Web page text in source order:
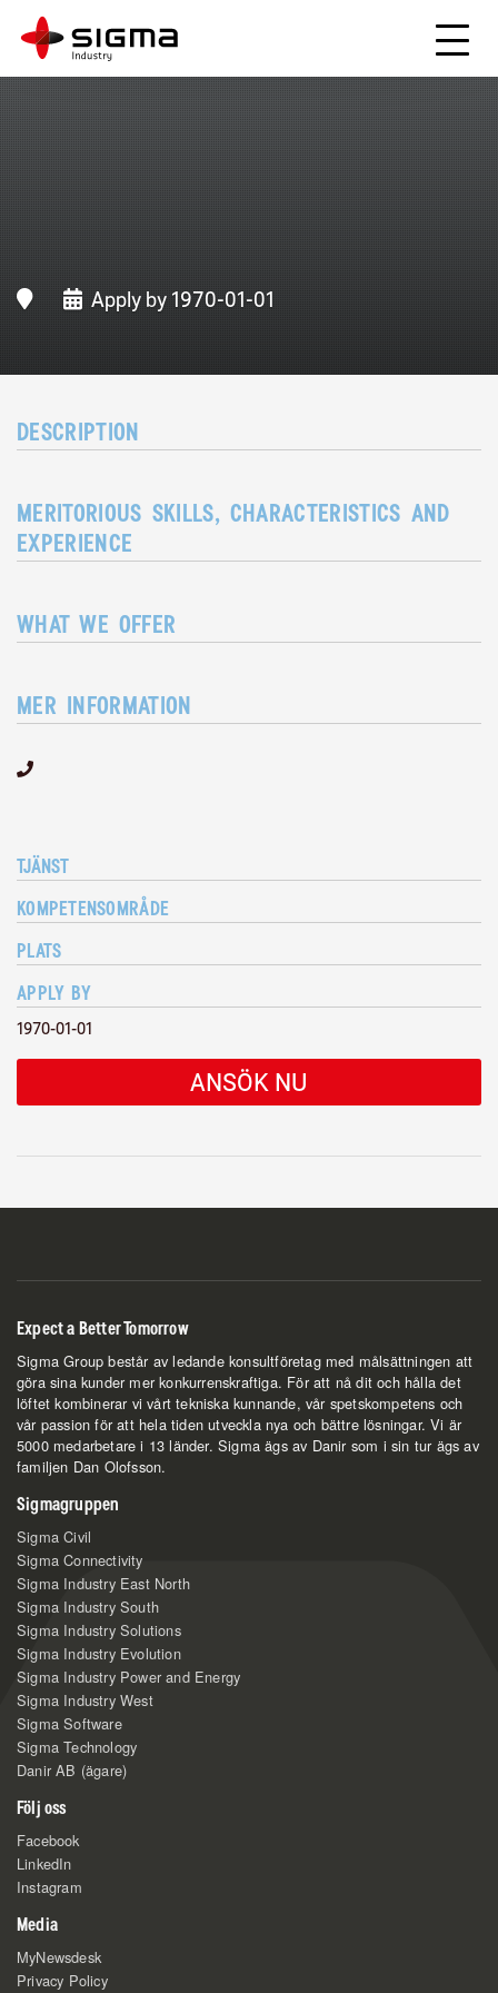
Main navigation
Apply by 1970-01-01
DESCRIPTION
MERITORIOUS SKILLS, CHARACTERISTICS AND
EXPERIENCE
WHAT WE OFFER
MER INFORMATION
TJÄNST
KOMPETENSOMRÅDE
PLATS
APPLY BY
1970-01-01
ANSÖK NU
Expect a Better Tomorrow
Sigma Group består av ledande konsultföretag med målsättningen att
göra sina kunder mer konkurrenskraftiga. För att nå dit och hålla det
löftet kombinerar vi vårt tekniska kunnande, vår spetskompetens och
vår passion för att hela tiden utveckla nya och bättre lösningar. Vi är
5000 medarbetare i 13 länder. Sigma ägs av Danir som i sin tur ägs av
familjen Dan Olofsson.
Sigmagruppen
Sigma Civil
Sigma Connectivity
Sigma Industry East North
Sigma Industry South
Sigma Industry Solutions
Sigma Industry Evolution
Sigma Industry Power and Energy
Sigma Industry West
Sigma Software
Sigma Technology
Danir AB (ägare)
Följ oss
Facebook
LinkedIn
Instagram
Media
MyNewsdesk
Privacy Policy